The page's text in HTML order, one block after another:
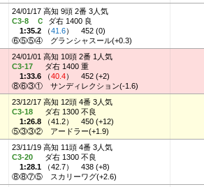
24/01/17 高知 9頭 2番 3人気
C3-8 Ｃ
ダ右 1400 良
1:35.2 （41.6）
452 (0)
⑥⑤⑤④
グランシャスール(+0.3)
24/01/01 高知 10頭 2番 1人気
C3-17
ダ右 1400 重
1:33.6 （40.4）
452 (+2)
⑧⑥③①
サンディレクション(-1.6)
23/12/17 高知 12頭 4番 3人気
C3-18
ダ右 1300 不良
1:26.8 （41.2）
450 (+12)
⑤③③②
アードラー(+1.9)
23/11/19 高知 11頭 4番 3人気
C3-20
ダ右 1300 不良
1:28.1 （42.7）
438 (+8)
⑧⑧⑦⑤
スカリーワグ(+2.6)